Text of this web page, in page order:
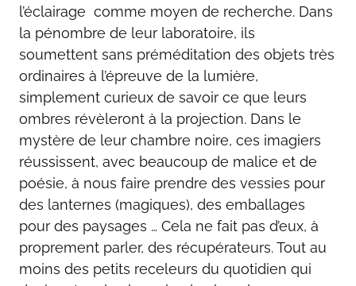
l’éclairage comme moyen de recherche. Dans
la pénombre de leur laboratoire, ils
soumettent sans préméditation des objets très
ordinaires à l’épreuve de la lumière,
simplement curieux de savoir ce que leurs
ombres révèleront à la projection. Dans le
mystère de leur chambre noire, ces imagiers
réussissent, avec beaucoup de malice et de
poésie, à nous faire prendre des vessies pour
des lanternes (magiques), des emballages
pour des paysages … Cela ne fait pas d’eux, à
proprement parler, des récupérateurs. Tout au
moins des petits receleurs du quotidien qui